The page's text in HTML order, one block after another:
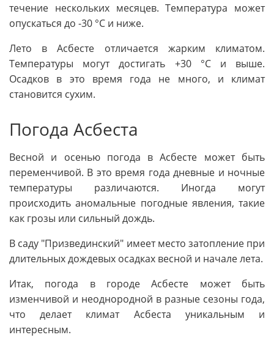
течение нескольких месяцев. Температура может
опускаться до -30 °C и ниже.
Лето в Асбесте отличается жарким климатом.
Температуры могут достигать +30 °C и выше.
Осадков в это время года не много, и климат
становится сухим.
Погода Асбеста
Весной и осенью погода в Асбесте может быть
переменчивой. В это время года дневные и ночные
температуры различаются. Иногда могут
происходить аномальные погодные явления, такие
как грозы или сильный дождь.
В саду "Призвединский" имеет место затопление при
длительных дождевых осадках весной и начале лета.
Итак, погода в городе Асбесте может быть
изменчивой и неоднородной в разные сезоны года,
что делает климат Асбеста уникальным и
интересным.